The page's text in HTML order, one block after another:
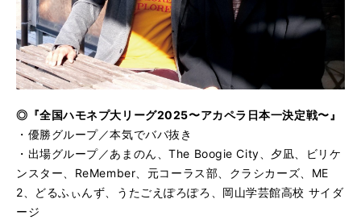
◎『全国ハモネプ大リーグ2025〜アカペラ日本一決定戦〜』
・優勝グループ／本気でババ抜き
・出場グループ／あまのん、The Boogie City、夕凪、ビリケ
ンスター、ReMember、元コーラス部、クラシカーズ、ME
2、どるふぃんず、うたごえぽろぽろ、岡山学芸館高校 サイダ
ージ